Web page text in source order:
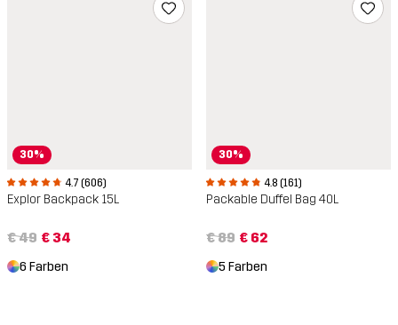
30%
4.7 (606)
Explor Backpack 15L
€ 49 € 34
6 Farben
30%
4.8 (161)
Packable Duffel Bag 40L
€ 89 € 62
5 Farben